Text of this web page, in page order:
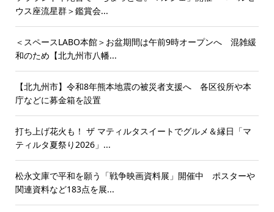
ウス座流星群＞鑑賞会...
＜スペースLABO本館＞お盆期間は午前9時オープンへ 混雑緩
和のため【北九州市八幡...
【北九州市】令和8年熊本地震の被災者支援へ 各区役所や本
庁などに募金箱を設置
打ち上げ花火も！ ザ マティルタスイートでグルメ＆縁日「マ
ティルタ夏祭り2026」...
松永文庫で平和を願う「戦争映画資料展」開催中 ポスターや
関連資料など183点を展...